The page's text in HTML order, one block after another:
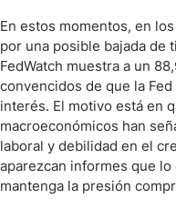
En estos momentos, en
por una posible bajada de
FedWatch muestra a un
convencidos de que la
interés. El motivo está en
macroeconómicos han
laboral y debilidad en el
aparezcan informes que
mantenga la presión